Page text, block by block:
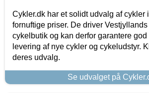
Cykler.dk har et solidt udvalg af cykler
fornuftige priser. De driver
cykelbutik og kan derfor garantere
levering af nye cykler og cykeludstyr.
deres udvalg.
Se udvalget på